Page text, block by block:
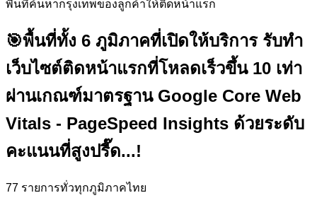
🎯พื้นที่ทั้ง 6 ภูมิภาคที่เปิดให้บริการ รับทำ
เว็บไซต์ติดหน้าแรกที่โหลดเร็วขึ้น 10 เท่า
ผ่านเกณฑ์มาตรฐาน Google Core Web
Vitals - PageSpeed Insights ด้วยระดับ
คะแนนที่สูงปรี๊ด...!
77 รายการทั่วทุกภูมิภาคไทย